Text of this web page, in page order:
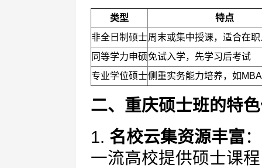
类型
特点
非全日制硕士周末或集中授课，适合在
同等学力申硕免试入学，先学习后考试
专业学位硕士侧重实务能力培养，如
二、重庆硕士班的特
1. 名校云集资源丰富
一流高校提供硕士课